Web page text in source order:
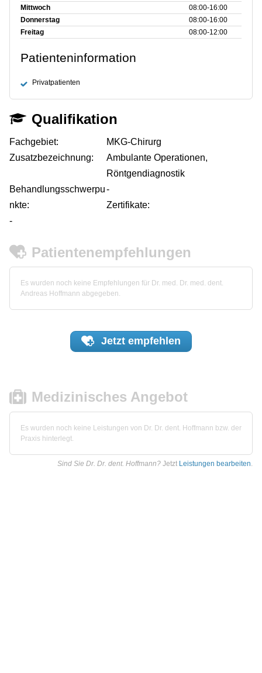
Mittwoch
08:00‑16:00
Donnerstag
08:00‑16:00
Freitag
08:00‑12:00
Patienteninformation
Privatpatienten
Qualifikation
Fachgebiet:
MKG-Chirurg
Zusatzbezeichnung:
Ambulante Operationen,
Röntgendiagnostik
Behandlungsschwerpu
nkte:
-
Zertifikate:
-
Patientenempfehlungen
Es wurden noch keine Empfehlungen für Dr. med. Dr. med. dent.
Andreas Hoffmann abgegeben.
Jetzt empfehlen
Medizinisches Angebot
Es wurden noch keine Leistungen von Dr. Dr. dent. Hoffmann bzw. der
Praxis hinterlegt.
Sind Sie Dr. Dr. dent. Hoffmann? Jetzt Leistungen bearbeiten.